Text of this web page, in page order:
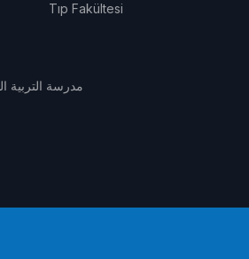
Tıp Fakültesi
مدرسة التربية